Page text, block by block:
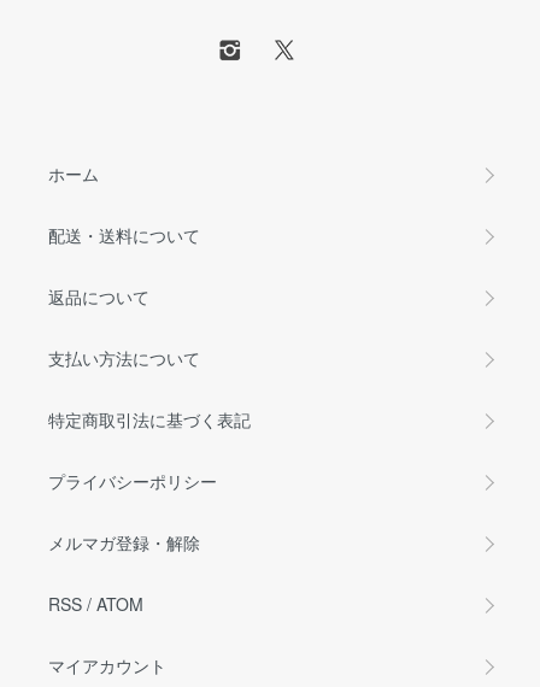
ホーム
配送・送料について
返品について
支払い方法について
特定商取引法に基づく表記
プライバシーポリシー
メルマガ登録・解除
RSS / ATOM
マイアカウント